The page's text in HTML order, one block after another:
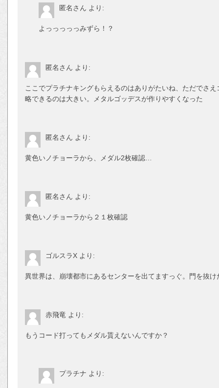
匿名さん より:
よっっっっっみずら！？
匿名さん より:
ここでプラチナキングもらえるのはありがたいね、ただでさ
略できるのは大きい。メタルゴッデスが作りやすくなった
匿名さん より:
黄色いノチョーラから、メダル2枚確認…
匿名さん より:
黄色いノチョーラから２１枚確認
ゴルスラX より:
異世界は、崩壊都市にあるセンターを出てますっぐ。門を抜
赤飛竜 より:
もうコード打ってもメダル貰えないんですか？
プラチナ より: